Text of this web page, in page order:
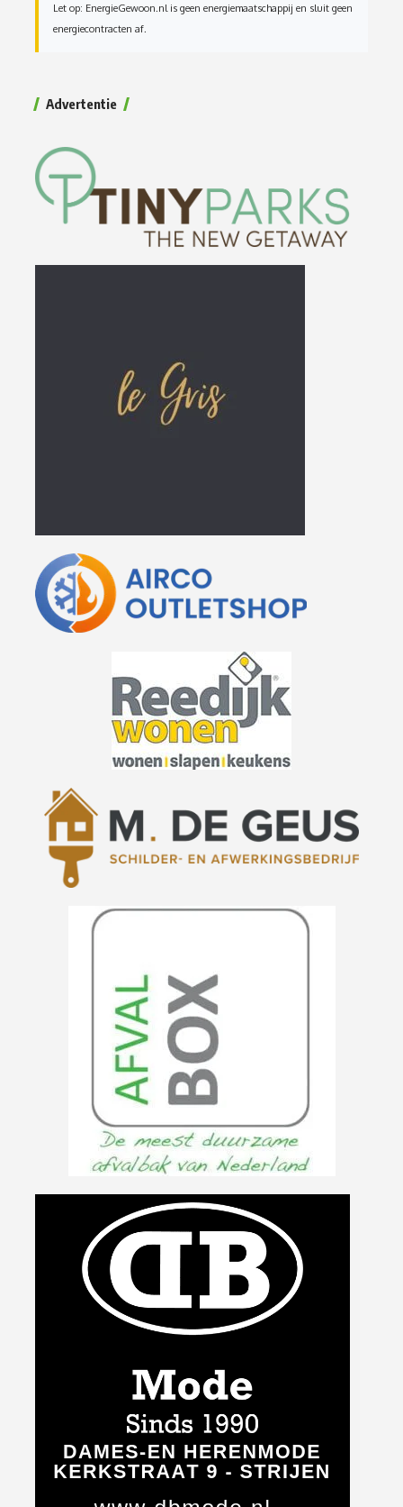
Let op: EnergieGewoon.nl is geen energiemaatschappij en sluit geen
energiecontracten af.
Advertentie